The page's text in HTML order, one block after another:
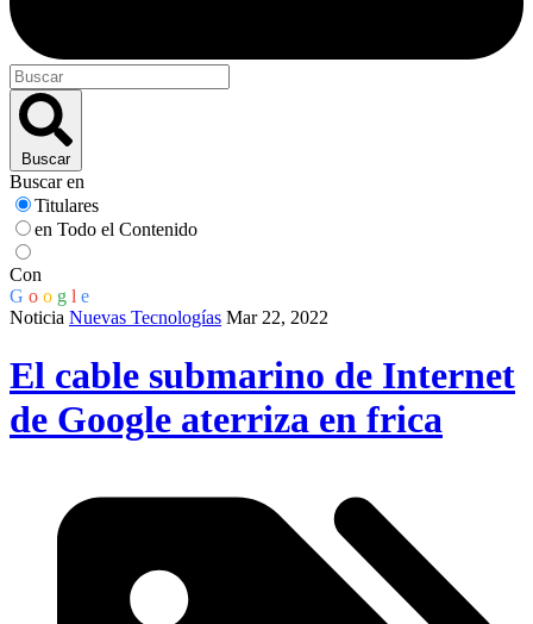
Buscar
Buscar en
Titulares
en Todo el Contenido
Con
G o o g l e
Noticia Nuevas Tecnologías Mar 22, 2022
El cable submarino de Internet
de Google aterriza en frica